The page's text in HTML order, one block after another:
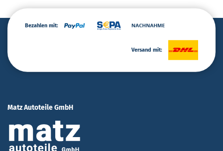
Bezahlen mit:
Versand mit:
Matz Autoteile GmbH